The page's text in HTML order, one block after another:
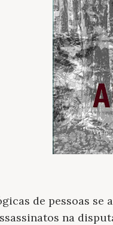
de pessoas
na